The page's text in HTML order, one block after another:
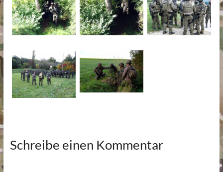
Schreibe einen Kommentar